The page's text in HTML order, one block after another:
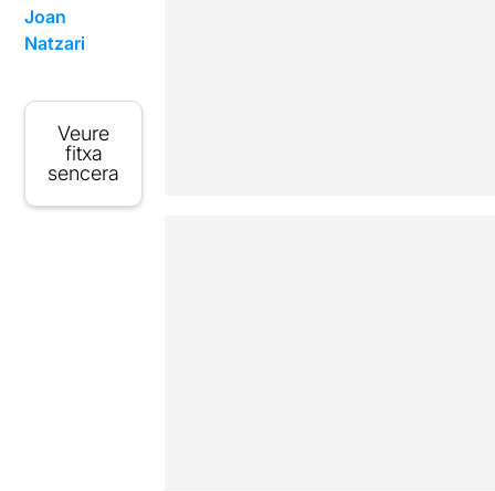
Joan
Natzari
Veure
fitxa
sencera